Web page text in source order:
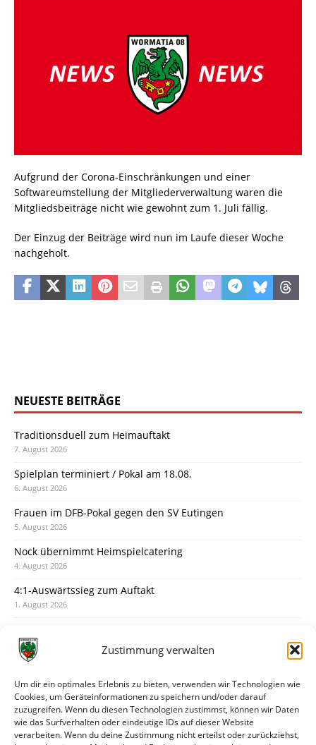
Zustimmung verwalten
Um dir ein optimales Erlebnis zu bieten, verwenden wir Technologien wie
Cookies, um Geräteinformationen zu speichern und/oder darauf
zuzugreifen. Wenn du diesen Technologien zustimmst, können wir Daten
wie das Surfverhalten oder eindeutige IDs auf dieser Website
verarbeiten. Wenn du deine Zustimmung nicht erteilst oder zurückziehst,
Aufgrund der Corona-Einschränkungen und einer
Softwareumstellung der Mitgliederverwaltung waren die
Mitgliedsbeiträge nicht wie gewohnt zum 1. Juli fällig.
Der Einzug der Beiträge wird nun im Laufe dieser Woche
nachgeholt.
NEUESTE BEITRÄGE
Traditionsduell zum Heimauftakt
7. August 2026
Spielplan terminiert / Pokal am 18.08.
6. August 2026
Frauen im DFB-Pokal gegen den SV Eutingen
5. August 2026
Nock übernimmt Heimspielcatering
4. August 2026
4:1-Auswärtssieg zum Auftakt
1. August 2026
31. Juli 2026
30. Juli 2026
Deine Spielminute: 89+1
28. Juli 2026